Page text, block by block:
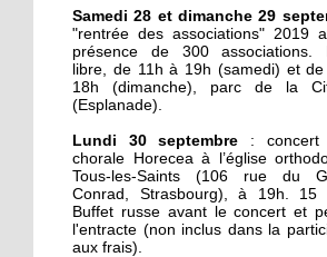
29 septembre 2019
Je suis une pomme
invendue sur le marché
29 septembre 2019
Parc de la Citadelle,
illustre terreau du basket
de rue
Samedi 28 et dimanche 29
"rentrée des associations" 2019
présence de 300 associations.
libre, de 11h à 19h (samedi) et
18h (dimanche), parc de la
(Esplanade).
Lundi 30 septembre :
chorale Horecea à l’église
Tous-les-Saints (106 rue du
Conrad, Strasbourg), à 19h. 15
Buffet russe avant le concert et
l'entracte (non inclus dans la
aux frais).